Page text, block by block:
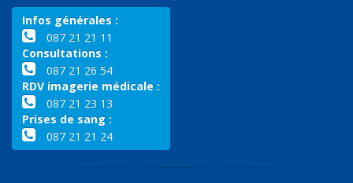
Infos générales :
087 21 21 11
Consultations :
087 21 26 54
RDV imagerie médicale :
087 21 23 13
Prises de sang :
087 21 21 24